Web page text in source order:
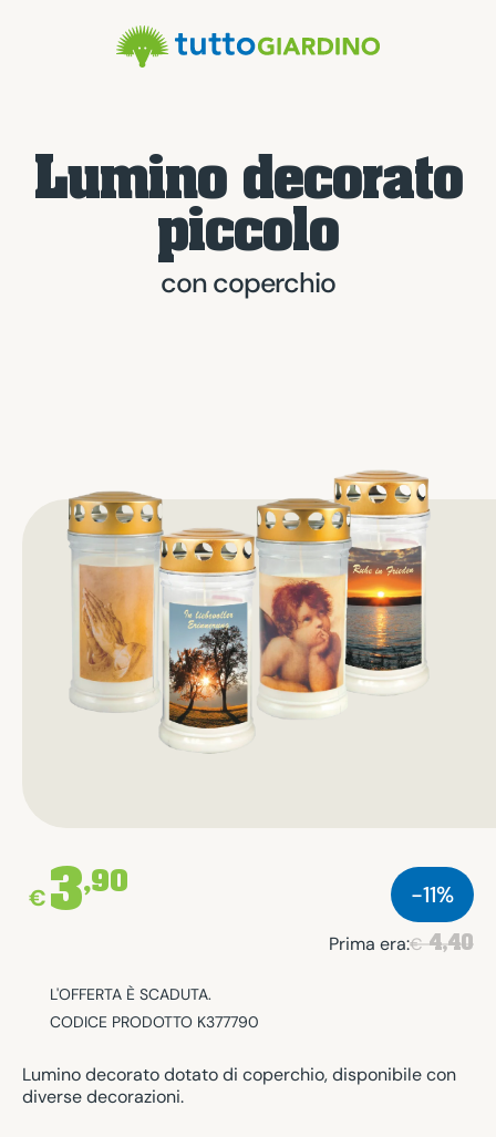
Lumino decorato
piccolo
con coperchio
L'OFFERTA È SCADUTA.
CODICE PRODOTTO K377790
€3,90 -11%
Prima era:€ 4,40
Lumino decorato dotato di coperchio, disponibile con
diverse decorazioni.